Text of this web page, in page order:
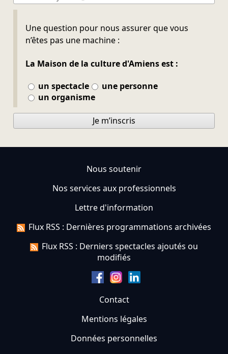
Une question pour nous assurer que vous
n’êtes pas une machine :
La Maison de la culture d'Amiens est :
un spectacle
une personne
un organisme
Ne pas remplir
Je m’inscris
Nous soutenir
Nos services aux professionnels
Lettre d'information
Flux RSS : Dernières programmations archivées
Flux RSS : Derniers spectacles ajoutés ou
modifiés
Contact
Mentions légales
Données personnelles